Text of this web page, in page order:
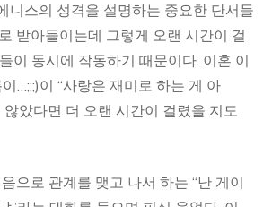
니스의 성격을 설명하는 중요한 단서들
받아들이는데 그렇게 오랜 시간이 걸
이 동시에 작동하기 때문이다. 이혼 이
…;;;)이 “사랑은 재미로 하는 게 아
않았다면 더 오랜 시간이 걸렸을 지도
으로 관계를 맺고 나서 하는 “난 게이